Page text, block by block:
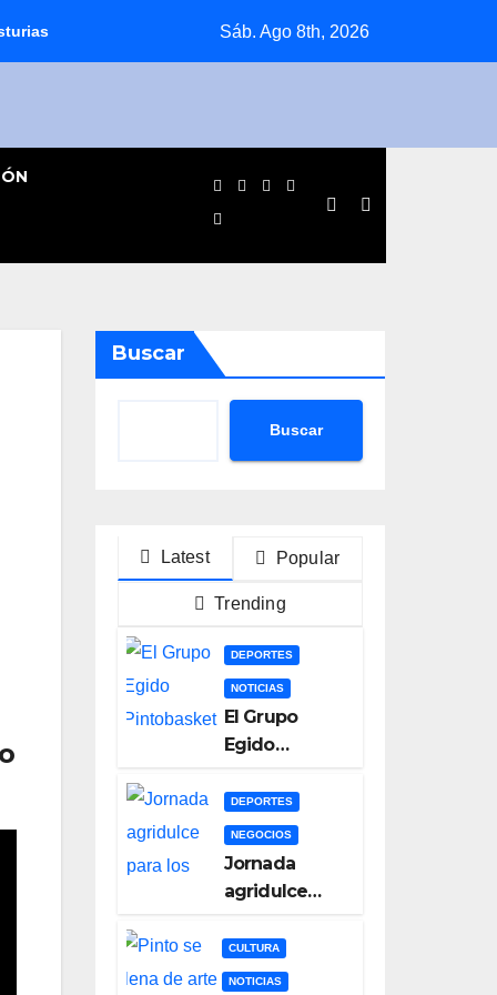
Jornada agridulce para los equipos pinteños en
Sáb. Ago 8th, 2026
Buscar
Buscar
Latest Popular
Trending
DEPORTES
NOTICIAS
El Grupo
Egido
se juega la
permanencia
este sábado
en el
Asturias
DEPORTES
NEGOCIOS
Jornada
agridulce
equipos
pinteños en
CULTURA
NOTICIAS